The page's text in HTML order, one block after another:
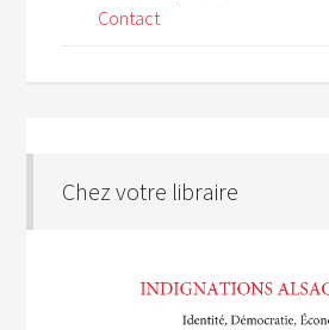
Contact
Chez votre libraire